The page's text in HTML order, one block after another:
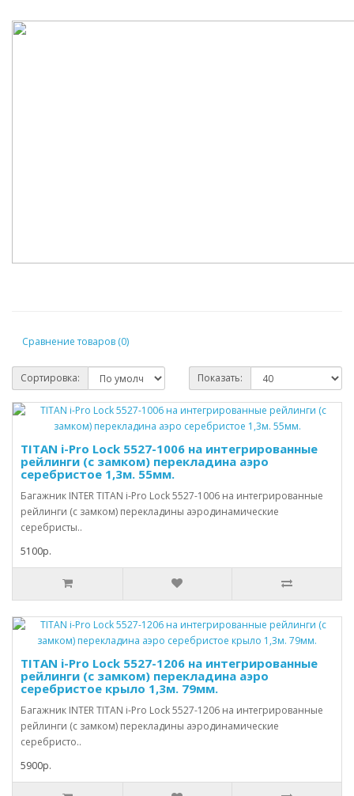
Сравнение товаров (0)
Сортировка: Показать:
TITAN i-Pro Lock 5527-1006 на интегрированные
рейлинги (с замком) перекладина аэро
серебристое 1,3м. 55мм.
Багажник INTER TITAN i-Pro Lock 5527-1006 на интегрированные
рейлинги (с замком) перекладины аэродинамические
серебристы..
5100р.
TITAN i-Pro Lock 5527-1206 на интегрированные
рейлинги (с замком) перекладина аэро
серебристое крыло 1,3м. 79мм.
Багажник INTER TITAN i-Pro Lock 5527-1206 на интегрированные
рейлинги (с замком) перекладины аэродинамические
серебристо..
5900р.